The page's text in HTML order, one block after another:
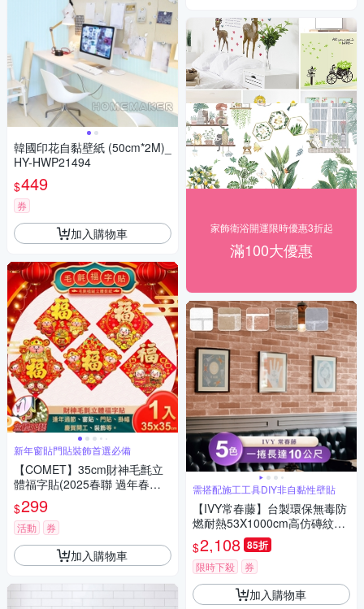
韓國印花自黏壁紙 (50cm*2M)_
HY-HWP21494
$449
券
加入購物車
新年窗貼門貼裝飾首選必備
【COMET】35cm財神毛氈立
體福字貼(2025春聯 過年春聯
招財 春聯斗方 招福)
$299
活動 券
加入購物車
家飾衛浴開運限時優惠3折起
滿100大優惠
需搭配施工工具DIY非自黏性壁貼
【IVY常春藤】台製環保無毒防
燃耐熱53X1000cm高仿磚紋壁
紙/壁貼3捲
$2,108 85折
限時下殺 券
加入購物車